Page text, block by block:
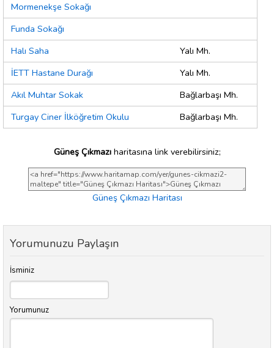
Mormenekşe Sokağı
Funda Sokağı
Halı Saha
Yalı Mh.
İETT Hastane Durağı
Yalı Mh.
Akıl Muhtar Sokak
Bağlarbaşı Mh.
Turgay Ciner İlköğretim Okulu
Bağlarbaşı Mh.
Güneş Çıkmazıharitasına link verebilirsiniz;
Güneş Çıkmazı Haritası
Yorumunuzu Paylaşın
İsminiz
Yorumunuz